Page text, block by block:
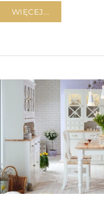
WIĘCEJ...